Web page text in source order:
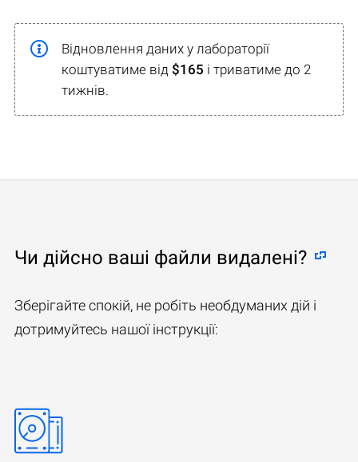
Відновлення даних у лабораторії
коштуватиме від $165 і триватиме до 2
тижнів.
Чи дійсно ваші файли видалені?
Зберігайте спокій, не робіть необдуманих дій і
дотримуйтесь нашої інструкції: